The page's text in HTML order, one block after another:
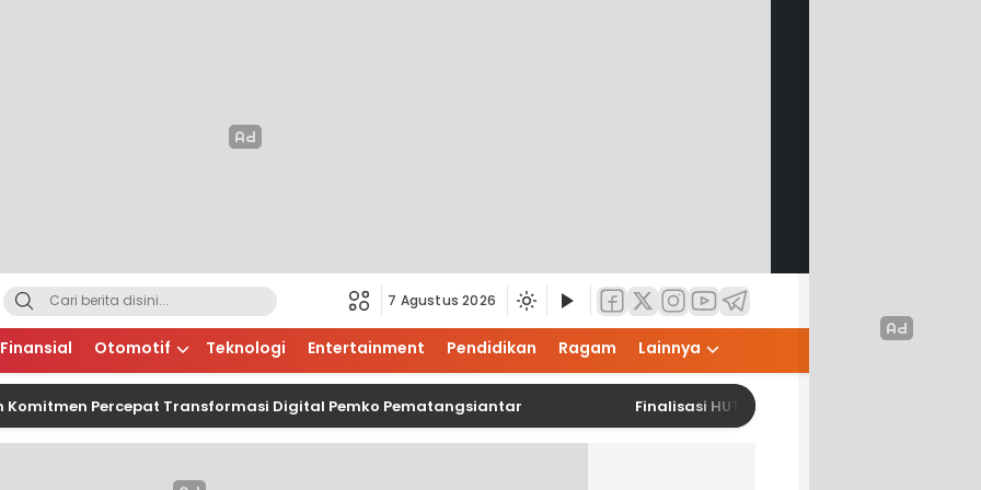
7 Agustus 2026
Finansial Otomotif Teknologi Entertainment Pendidikan Ragam Lainnya
Percepat Transformasi Digital Pemko Pematangsiantar Finalisasi HUT RI ke-81, Pemko Pematangsiantar